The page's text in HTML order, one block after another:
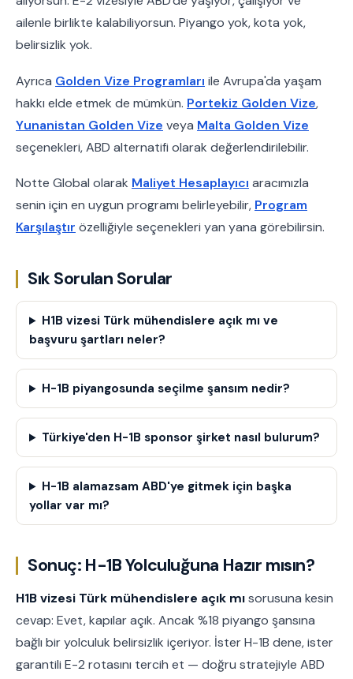
ailenle birlikte kalabiliyorsun. Piyango yok, kota yok,
belirsizlik yok.
Ayrıca Golden Vize Programları ile Avrupa'da yaşam
hakkı elde etmek de mümkün. Portekiz Golden Vize,
Yunanistan Golden Vize veya Malta Golden Vize
seçenekleri, ABD alternatifi olarak değerlendirilebilir.
Notte Global olarak Maliyet Hesaplayıcı aracımızla
senin için en uygun programı belirleyebilir, Program
Karşılaştır özelliğiyle seçenekleri yan yana görebilirsin.
Sık Sorulan Sorular
H1B vizesi Türk mühendislere açık mı ve
başvuru şartları neler?
H-1B piyangosunda seçilme şansım nedir?
Türkiye'den H-1B sponsor şirket nasıl bulurum?
H-1B alamazsam ABD'ye gitmek için başka
yollar var mı?
Sonuç: H-1B Yolculuğuna Hazır mısın?
H1B vizesi Türk mühendislere açık mısorusuna kesin
cevap: Evet, kapılar açık. Ancak %18 piyango şansına
bağlı bir yolculuk belirsizlik içeriyor. İster H-1B dene, ister
garantili E-2 rotasını tercih et — doğru stratejiyle ABD